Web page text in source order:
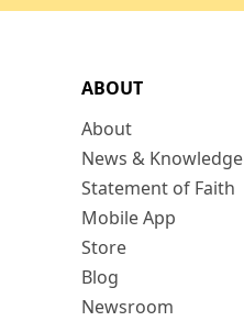
ABOUT
About
News & Knowledge
Statement of Faith
Mobile App
Store
Blog
Newsroom